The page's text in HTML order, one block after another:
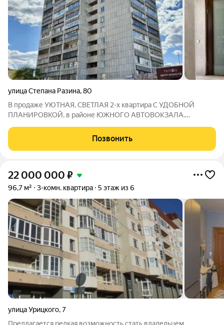
улица Степана Разина,80
В продаже УЮТНАЯ, СВЕТЛАЯ 2-х квартира С УДОБНОЙ
ПЛАНИРОВКОЙ, в районе ЮЖНОГО АВТОВОКЗАЛА.
"ЗАЕЗЖАЙ И ЖИВИ"! Отлично подойдёт как ПОД СДАЧУ, так
и для СОБСТВЕННОГО ПРОЖИВАНИЯ! В КВАРТИРЕ,
Позвонить
22 000 000 ₽
96,7 м² 3-комн. квартира 5 этаж из 6
улица Урицкого,7